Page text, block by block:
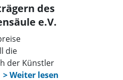
des
e.V.
die
der Künstler